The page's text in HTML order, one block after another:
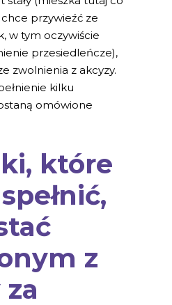
przywieźć ze
w tym oczywiście
przesiedleńcze),
zwolnienia z akcyzy.
kilku
omówione
które
z